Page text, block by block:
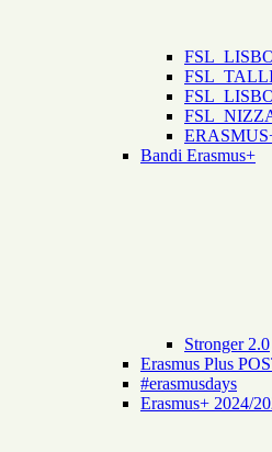
Bandi Erasmus+
Stronger 2.0
Erasmus Plus
#erasmusdays
Erasmus+ 2024/